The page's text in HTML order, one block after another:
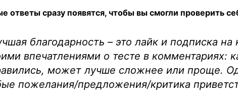
ответы сразу появятся, чтобы вы смогли проверить
благодарность – это лайк и подписка на
впечатлениями о тесте в комментариях:
может лучше сложнее или проще.
пожелания/предложения/критика